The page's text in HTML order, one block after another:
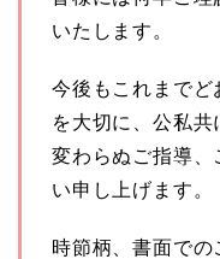
いたします。
今後もこれまでど
を大切に、公私共
変わらぬご指導、
い申し上げます。
時節柄、書面での